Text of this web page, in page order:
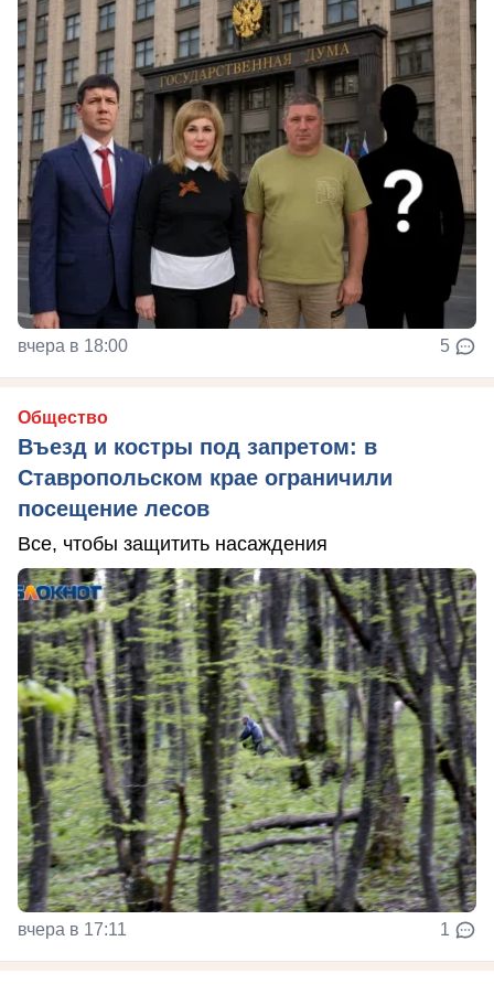
вчера в 18:00 5
Общество
Въезд и костры под запретом: в
Ставропольском крае ограничили
посещение лесов
Все, чтобы защитить насаждения
вчера в 17:11 1